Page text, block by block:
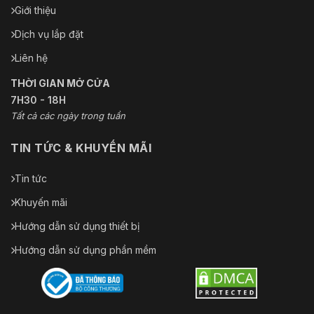
Giới thiệu
Dịch vụ lắp đặt
Liên hệ
THỜI GIAN MỞ CỬA
7H30 - 18H
Tất cả các ngày trong tuần
TIN TỨC & KHUYẾN MÃI
Tin tức
Khuyến mãi
Hướng dẫn sử dụng thiết bị
Hướng dẫn sử dụng phần mềm